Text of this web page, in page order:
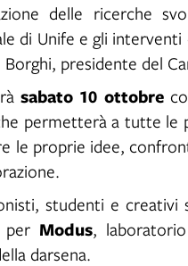
delle ricerche
di Unife e gli interventi
presidente del
sabato 10 ottobre
permetterà a tutte le
le proprie idee,
studenti e
per Modus,
darsena.